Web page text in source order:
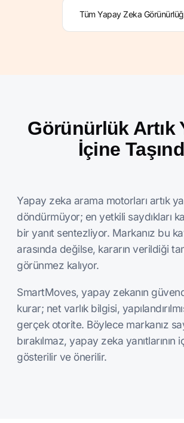
Tüm Yapay Zeka
Görünürlük Artık
İçine
Yapay zeka arama motorları artık
döndürmüyor; en yetkili saydıkları
bir yanıt sentezliyor. Markanız bu
arasında değilse, kararın verildiği
görünmez kalıyor.
SmartMoves, yapay zekanın
kurar; net varlık bilgisi,
gerçek otorite. Böylece markanız
bırakılmaz, yapay zeka yanıtlarının
gösterilir ve önerilir.